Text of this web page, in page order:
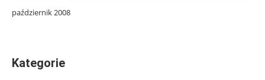
październik 2008
Kategorie